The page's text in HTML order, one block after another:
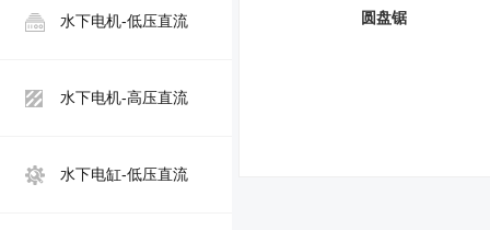
水下电机-低压直流
水下电机-高压直流
水下电缸-低压直流
圆盘锯